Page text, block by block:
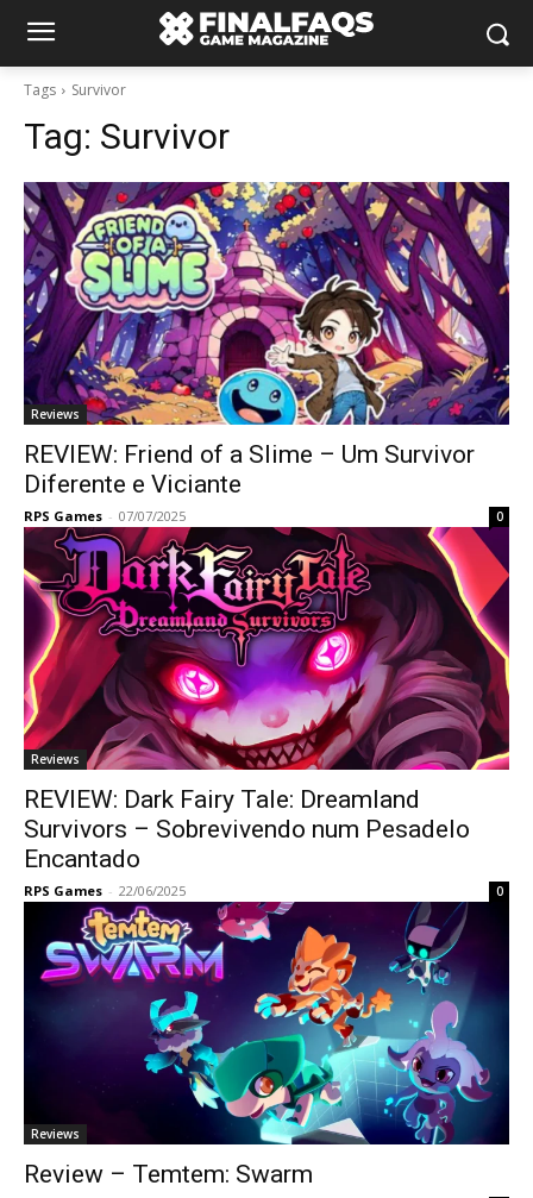
Tags Survivor
Tag: Survivor
Reviews
REVIEW: Friend of a Slime – Um Survivor
Diferente e Viciante
RPS Games - 07/07/2025 0
Reviews
REVIEW: Dark Fairy Tale: Dreamland
Survivors – Sobrevivendo num Pesadelo
Encantado
RPS Games - 22/06/2025 0
Reviews
Review – Temtem: Swarm